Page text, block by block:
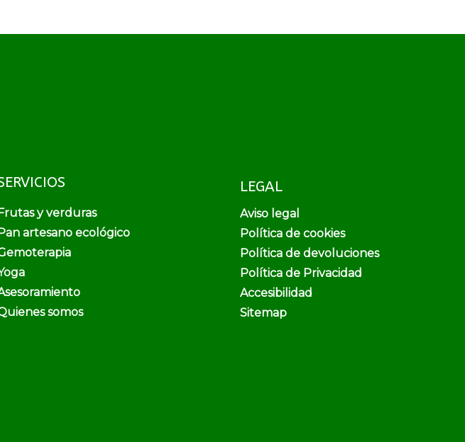
y verduras
artesano ecológico
somos
LEGAL
Aviso legal
Política de cookies
Política de devoluciones
Política de Privacidad
Accesibilidad
Sitemap